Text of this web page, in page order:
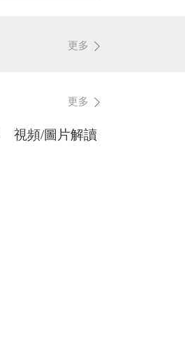
更多
更多
視頻/圖片解讀